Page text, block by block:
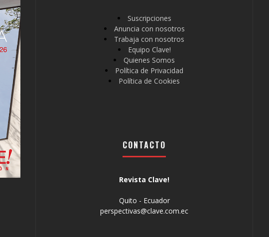
Suscripciones
Anuncia con nosotros
Trabaja con nosotros
Equipo Clave!
Quienes Somos
Política de Privacidad
Política de Cookies
CONTACTO
Revista Clave!
Quito - Ecuador
perspectivas@clave.com.ec